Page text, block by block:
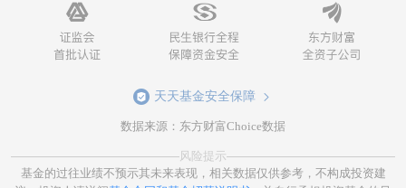
天天基金安全保障
数据来源：东方财富Choice数据
风险提示
基金的过往业绩不预示其未来表现，相关数据仅供参考，不构成投资建